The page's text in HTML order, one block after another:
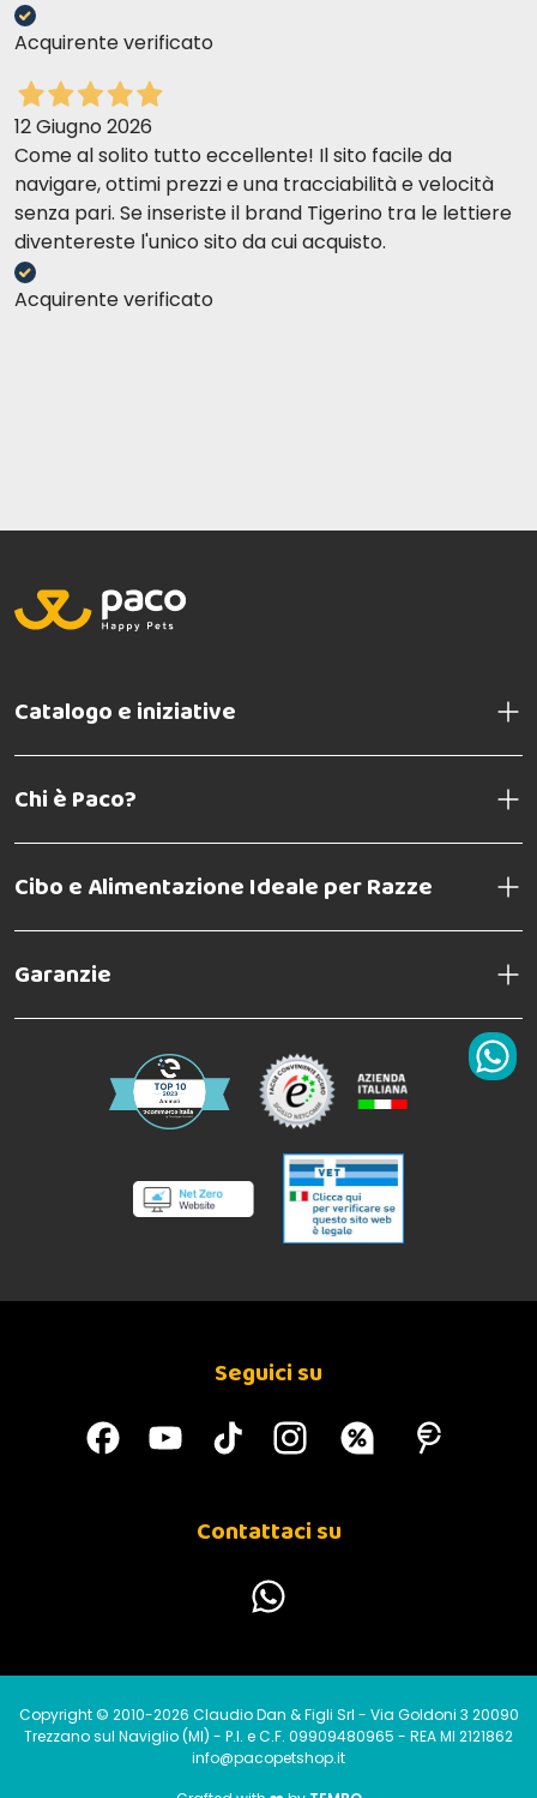
Acquirente verificato
12 Giugno 2026
Come al solito tutto eccellente! Il sito facile da
navigare, ottimi prezzi e una tracciabilità e velocità
senza pari. Se inseriste il brand Tigerino tra le lettiere
diventereste l'unico sito da cui acquisto.
Acquirente verificato
Catalogo e iniziative
Chi è Paco?
Cibo e Alimentazione Ideale per Razze
Garanzie
Seguici su
Contattaci su
Copyright © 2010-2026 Claudio Dan & Figli Srl - Via Goldoni 3 20090
Trezzano sul Naviglio (MI) - P.I. e C.F. 09909480965 - REA MI 2121862
info@pacopetshop.it